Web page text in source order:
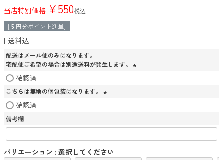
当店特別価格 ¥550税込
[ 5 円分ポイント進呈]
送料込
配送はメール便のみになります。
宅配便ご希望の場合は別途送料が発生します。
確認済
こちらは無地の個包装になります。
)
確認済
備考欄
バリエーション 選択してください